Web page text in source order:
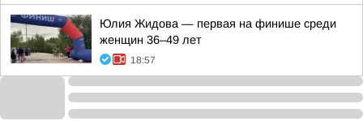
Юлия Жидова — первая на финише среди
женщин 36–49 лет
18:57